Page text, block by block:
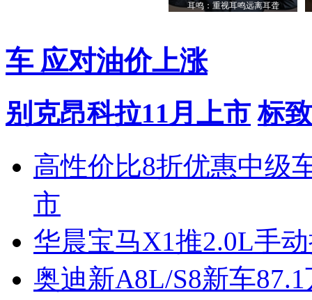
耳鸣：重视耳鸣远离耳聋
车 应对油价上涨
别克昂科拉11月上市 标
高性价比8折优惠中级
市
华晨宝马X1推2.0L手
奥迪新A8L/S8新车